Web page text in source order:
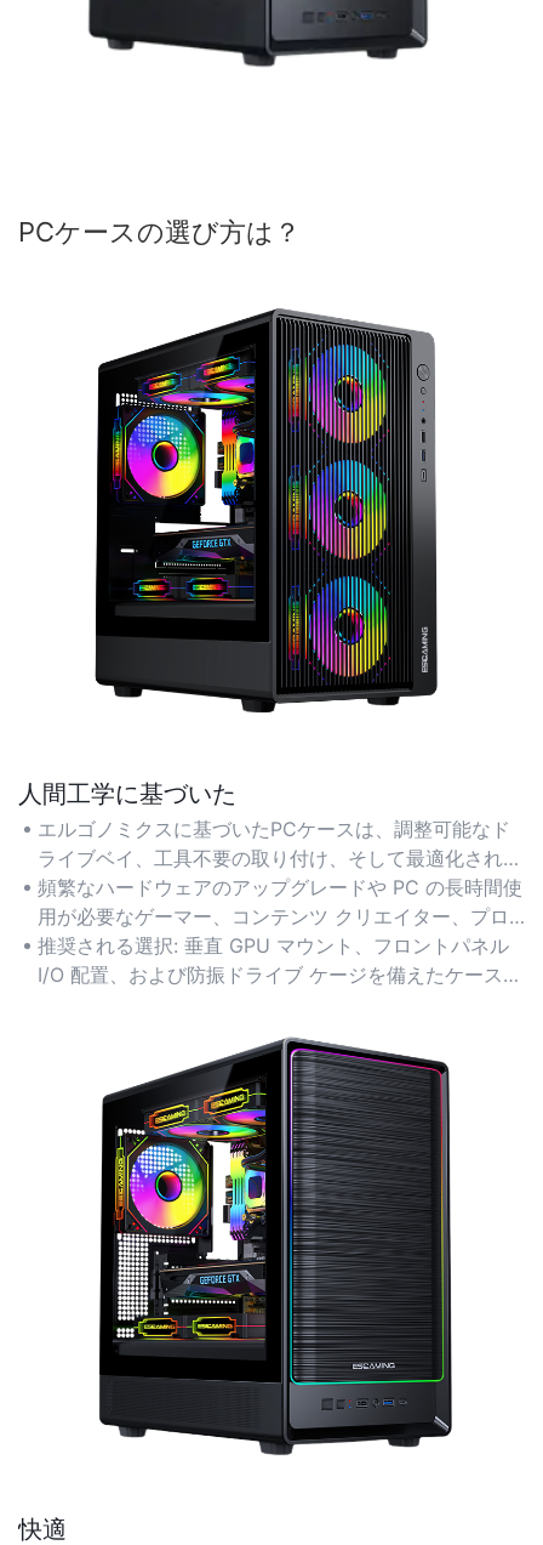
PCケースの選び方は？
人間工学に基づいた
エルゴノミクスに基づいたPCケースは、調整可能なド
ライブベイ、工具不要の取り付け、そして最適化された
ケーブルマネジメントを備えており、組み立てやメンテ
ナンス時の身体的負担を軽減します。さまざまなコンポ
ーネントサイズに対応できるモジュラーレイアウトを採
用しているケースも検討しましょう。
頻繁なハードウェアのアップグレードや PC の長時間使
用が必要なゲーマー、コンテンツ クリエイター、プロ
フェッショナルに最適です。
推奨される選択: 垂直 GPU マウント、フロントパネル
I/O 配置、および防振ドライブ ケージを備えたケースを
快適